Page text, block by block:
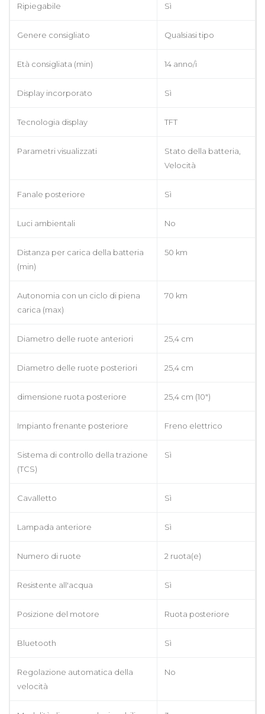
Ripiegabile Sì
Genere consigliato Qualsiasi tipo
Età consigliata (min) 14 anno/i
Display incorporato Sì
Tecnologia display TFT
Parametri visualizzati
Stato della batteria,
Velocità
Fanale posteriore Sì
Luci ambientali No
Distanza per carica della batteria
(min)
50 km
Autonomia con un ciclo di piena
carica (max)
70 km
Diametro delle ruote anteriori 25,4 cm
Diametro delle ruote posteriori 25,4 cm
dimensione ruota posteriore 25,4 cm (10")
Impianto frenante posteriore Freno elettrico
Sistema di controllo della trazione
(TCS)
Sì
Cavalletto Sì
Lampada anteriore Sì
Numero di ruote 2 ruota(e)
Resistente all'acqua Sì
Posizione del motore Ruota posteriore
Bluetooth Sì
Regolazione automatica della
velocità
No